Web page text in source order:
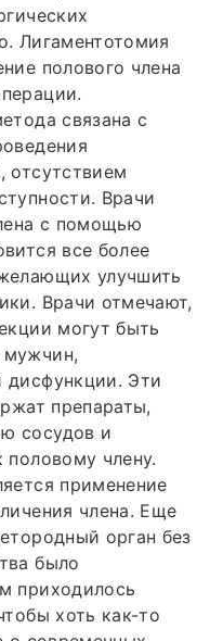
Лигаментотомия
полового члена
связана с
отсутствием
Врачи
с помощью
все более
улучшить
Врачи отмечают,
могут быть
дисфункции. Эти
препараты,
сосудов и
члену.
применение
члена. Еще
орган без
было
приходилось
хоть как-то